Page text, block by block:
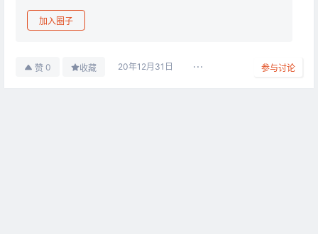
加入圈子
赞 0 收藏 20年12月31日 参与讨论